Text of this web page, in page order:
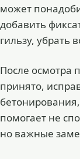
может
добавить
гильзу, убрать
После осмотра
принято,
помогает не
но важные